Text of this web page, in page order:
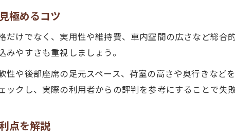
中古の軽自動車探しで注意したい車検や記
軽自動車中古車検や記録簿の確認ポイ
中古軽自動車選びは車検歴のチェック
狭山市で中古軽自動車の車庫証明を
極めるコツ
だけでなく、実用性や維持費、車内空間の広さなど総合
やすさも重視しましょう。
性や後部座席の足元スペース、荷室の高さや奥行きなど
クし、実際の利用者からの評判を参考にすることで失敗
点を解説